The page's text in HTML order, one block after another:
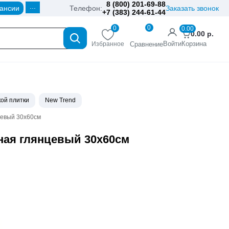
Телефон: 8 (800) 201-69-88
+7 (383) 244-61-44Заказать звонок
0
Избранное Сравнение
0
Войти
0.00
0.00 р.
Корзина
плитки New Trend
30х60см
глянцевый 30х60см